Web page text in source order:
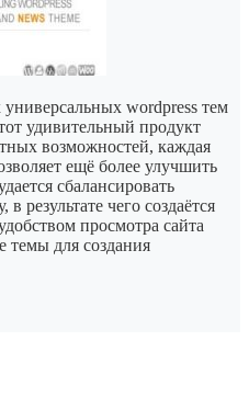
wordpress тем
удивительный продукт
возможностей, каждая
ещё более улучшить
сбалансировать
результате чего создаётся
просмотра сайта
темы для создания